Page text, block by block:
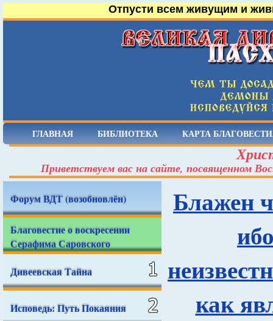
Отпусти всем живущим и
ГЛАВНАЯ БИБЛИОТЕКА КАРТА
Приветствуем вас на сайте, посвященном
Форум ВДТ (возобновлён)
Благовестие о воскресении
Серафима Саровского
Дивеевская Тайна
Исповедь: Путь Покаяния
Блажен
как